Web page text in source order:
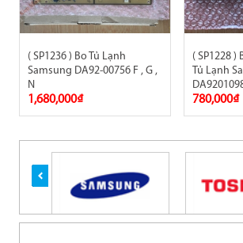
( SP1236 ) Bo Tủ Lạnh
Samsung DA92-00756 F , G ,
N
1,680,000₫
( SP1228
Tủ Lạnh
780,000₫